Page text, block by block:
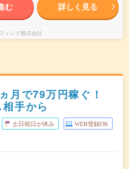
む 詳しく見る
ィング株式会社
月で79万円稼ぐ！
手から
土日祝日が休み WEB登録OK